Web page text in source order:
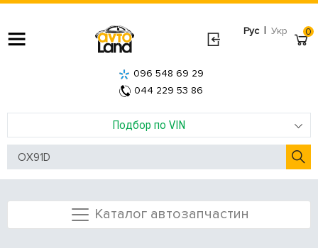
Рус | Укр
Подбор по VIN
096 548 69 29
044 229 53 86
0
Каталог автозапчастин